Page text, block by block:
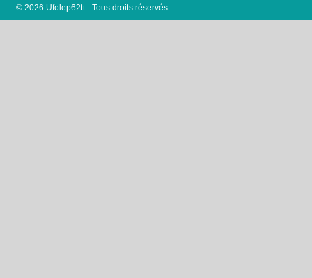
© 2026 Ufolep62tt - Tous droits réservés